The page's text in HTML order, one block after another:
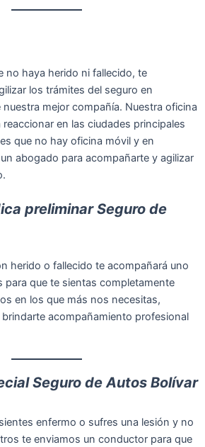
no haya herido ni fallecido, te
los trámites del seguro en
mejor compañía. Nuestra oficina
en las ciudades principales
que no hay oficina móvil y en
abogado para acompañarte y agilizar
preliminar Seguro de
herido o fallecido te acompañará uno
para que te sientas completamente
en los que más nos necesitas,
acompañamiento profesional
Seguro de Autos Bolívar
enfermo o sufres una lesión y no
te enviamos un conductor para que